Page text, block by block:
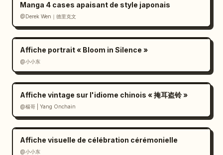
Manga 4 cases apaisant de style japonais
@Derek Wen｜德里克文
Affiche portrait « Bloom in Silence »
@小小东
Affiche vintage sur l'idiome chinois « 掩耳盗铃 »
@楊哥 | Yang Onchain
Affiche visuelle de célébration cérémonielle
@小小东